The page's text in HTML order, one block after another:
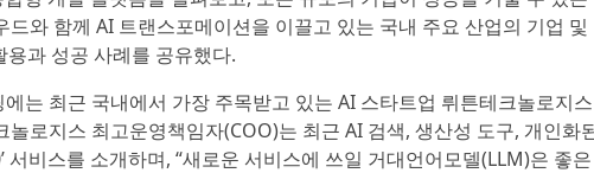
와 함께 AI 트랜스포메이션을 이끌고 있는 국내 주요 산업의 기업 및
과 성공 사례를 공유했다.
는 최근 국내에서 가장 주목받고 있는 AI 스타트업 뤼튼테크놀로지스
로지스 최고운영책임자(COO)는 최근 AI 검색, 생산성 도구, 개인화
서비스를 소개하며, “새로운 서비스에 쓰일 거대언어모델(LLM)은 좋은